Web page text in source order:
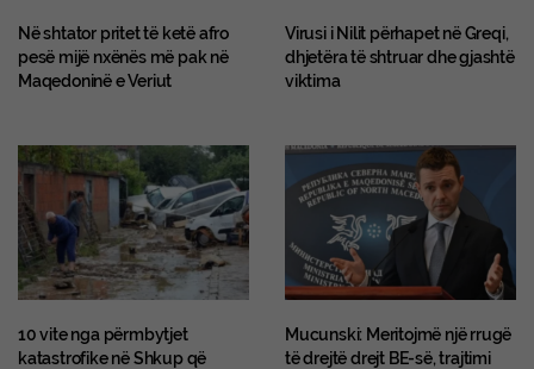
Në shtator pritet të ketë afro
pesë mijë nxënës më pak në
Maqedoninë e Veriut
Virusi i Nilit përhapet në Greqi,
dhjetëra të shtruar dhe gjashtë
viktima
10 vite nga përmbytjet
katastrofike në Shkup që
Mucunski: Meritojmë një rrugë
të drejtë drejt BE-së, trajtimi